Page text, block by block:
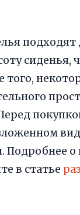
сиденья,
того,
о
в статье